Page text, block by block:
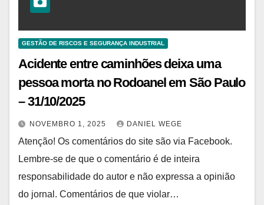
GESTÃO DE RISCOS E SEGURANÇA INDUSTRIAL
Acidente entre caminhões deixa uma
pessoa morta no Rodoanel em São Paulo
– 31/10/2025
NOVEMBRO 1, 2025 DANIEL WEGE
Atenção! Os comentários do site são via Facebook.
Lembre-se de que o comentário é de inteira
responsabilidade do autor e não expressa a opinião
do jornal. Comentários de que violar…